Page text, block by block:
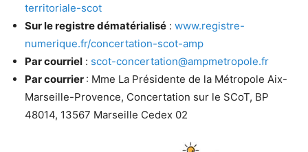
territoriale-scot
Sur le registre dématérialisé : www.registre-
numerique.fr/concertation-scot-amp
Par courriel : scot-concertation@ampmetropole.fr
Par courrier : Mme La Présidente de la Métropole Aix-
Marseille-Provence, Concertation sur le SCoT, BP
48014, 13567 Marseille Cedex 02